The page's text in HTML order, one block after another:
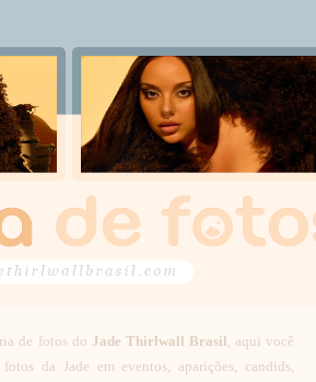
de fotos do Jade Thirlwall Brasil, aqui você
da Jade em eventos, aparições, candids,